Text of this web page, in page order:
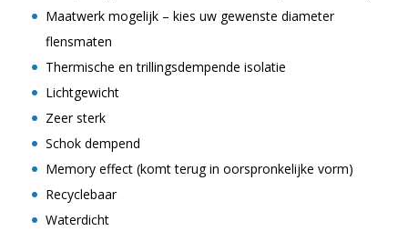
Maatwerk mogelijk – kies uw gewenste diameter
flensmaten
Thermische en trillingsdempende isolatie
Lichtgewicht
Zeer sterk
Schok dempend
Memory effect (komt terug in oorspronkelijke vorm)
Recyclebaar
Waterdicht